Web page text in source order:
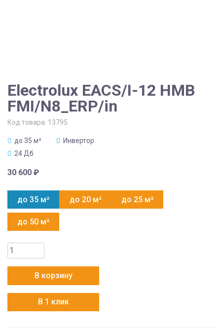
Electrolux EACS/I-12 HMB
FMI/N8_ERP/in
Код товара: 13795
до 35 м²
Инвертор
24 Дб
30 600 ₽
до 35 м² до 20 м² до 25 м²
до 50 м²
Количество
товара
Electrolux
EACS/I-
12
В корзину
В 1 клик